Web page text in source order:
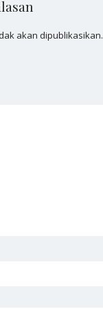
akan dipublikasikan.